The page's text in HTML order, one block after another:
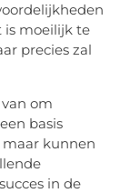
is moeilijk te
precies zal
om
basis
maar kunnen
in de